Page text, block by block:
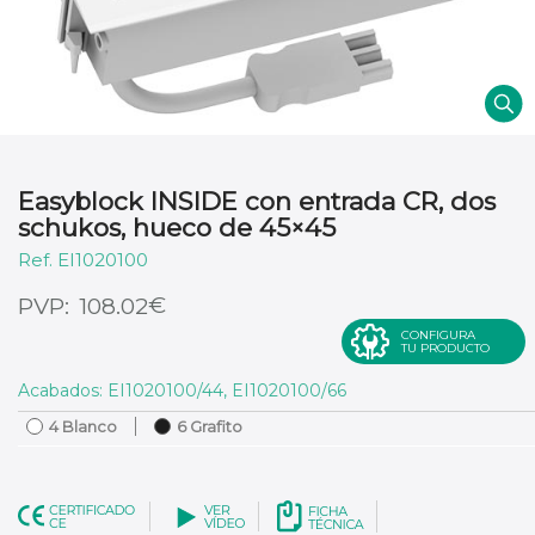
Easyblock INSIDE con entrada CR, dos
schukos, hueco de 45×45
108.02€
EI1020100
CONFIGURA
TU PRODUCTO
Acabados: EI1020100/44, EI1020100/66
4 Blanco 6 Grafito